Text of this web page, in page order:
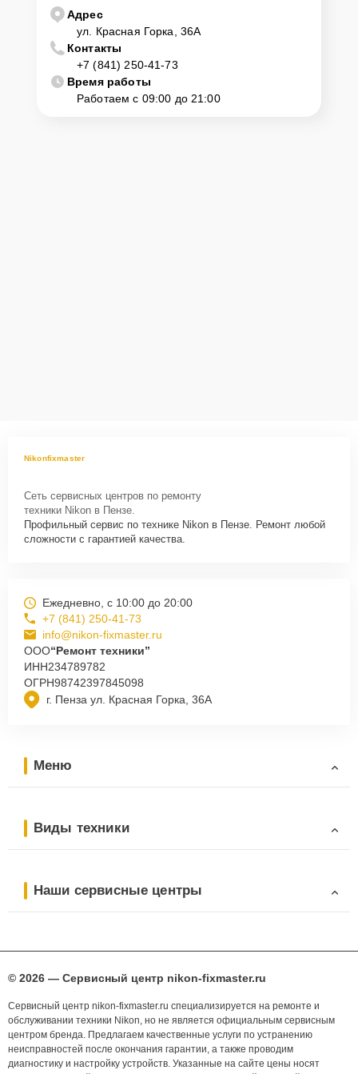
Адрес
ул. Красная Горка, 36А
Контакты
+7 (841) 250-41-73
Время работы
Работаем с 09:00 до 21:00
Nikonfixmaster
Сеть сервисных центров по ремонту
техники Nikon в Пензе.
Профильный сервис по технике Nikon в Пензе. Ремонт любой
сложности с гарантией качества.
г. Пенза ул. Красная Горка, 36А
Ежедневно, с 10:00 до 20:00
+7 (841) 250-41-73
info@nikon-fixmaster.ru
ООО“Ремонт техники”
ИНН234789782
ОГРН98742397845098
Меню
Виды техники
Наши сервисные центры
© 2026 — Сервисный центр nikon-fixmaster.ru
Сервисный центр nikon-fixmaster.ru специализируется на ремонте и
обслуживании техники Nikon, но не является официальным сервисным
центром бренда. Предлагаем качественные услуги по устранению
неисправностей после окончания гарантии, а также проводим
диагностику и настройку устройств. Указанные на сайте цены носят